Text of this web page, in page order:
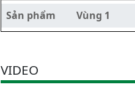
Sản phẩm Vùng 1
VIDEO